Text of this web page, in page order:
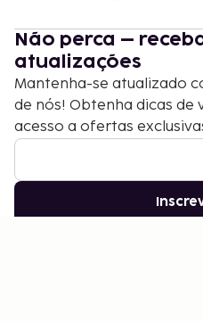
Não perca –
atualizações
Mantenha-se atualizado
de nós! Obtenha dicas de
acesso a ofertas